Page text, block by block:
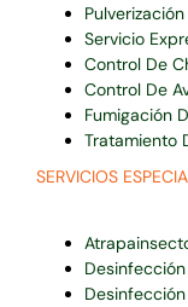
Servicio
Control De
Control De
Fumigación
Tratamiento
SERVICIOS